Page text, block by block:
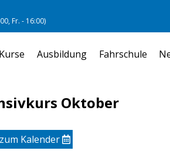
Fr. - 16:00)
Kurse Ausbildung Fahrschule
Oktober
Kalender